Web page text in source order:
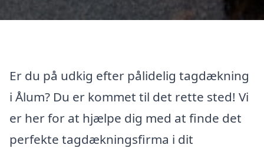
Er du på udkig efter pålidelig tagdækning
i Ålum? Du er kommet til det rette sted! Vi
er her for at hjælpe dig med at finde det
perfekte tagdækningsfirma i dit